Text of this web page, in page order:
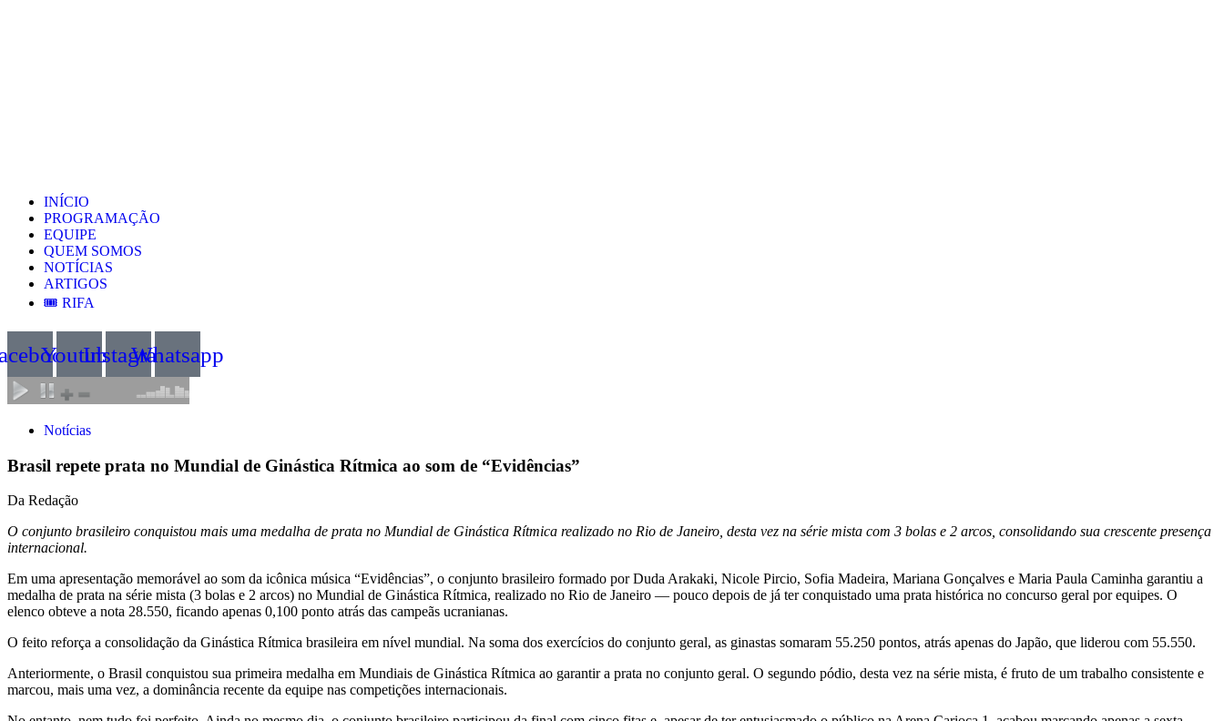
INÍCIO
PROGRAMAÇÃO
EQUIPE
QUEM SOMOS
NOTÍCIAS
ARTIGOS
🎟️ RIFA
YoutubeInstagramWhatsapp
Notícias
Brasil repete prata no Mundial de Ginástica Rítmica ao som de “Evidências”
Da Redação
O conjunto brasileiro conquistou mais uma medalha de prata no Mundial de Ginástica Rítmica realizado no Rio de Janeiro, desta vez na série mista com 3 bolas e 2 arcos, consolidando sua crescente presença
internacional.
Em uma apresentação memorável ao som da icônica música “Evidências”, o conjunto brasileiro formado por Duda Arakaki, Nicole Pircio, Sofia Madeira, Mariana Gonçalves e Maria Paula Caminha garantiu a
medalha de prata na série mista (3 bolas e 2 arcos) no Mundial de Ginástica Rítmica, realizado no Rio de Janeiro — pouco depois de já ter conquistado uma prata histórica no concurso geral por equipes. O
elenco obteve a nota 28.550, ficando apenas 0,100 ponto atrás das campeãs ucranianas.
O feito reforça a consolidação da Ginástica Rítmica brasileira em nível mundial. Na soma dos exercícios do conjunto geral, as ginastas somaram 55.250 pontos, atrás apenas do Japão, que liderou com 55.550.
Anteriormente, o Brasil conquistou sua primeira medalha em Mundiais de Ginástica Rítmica ao garantir a prata no conjunto geral. O segundo pódio, desta vez na série mista, é fruto de um trabalho consistente e
marcou, mais uma vez, a dominância recente da equipe nas competições internacionais.